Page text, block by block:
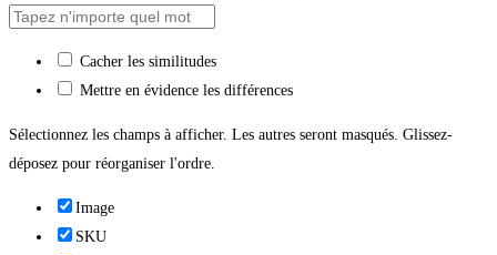
Cacher les similitudes
Mettre en évidence les différences
Sélectionnez les champs à afficher. Les autres seront masqués. Glissez-
déposez pour réorganiser l'ordre.
Image
SKU